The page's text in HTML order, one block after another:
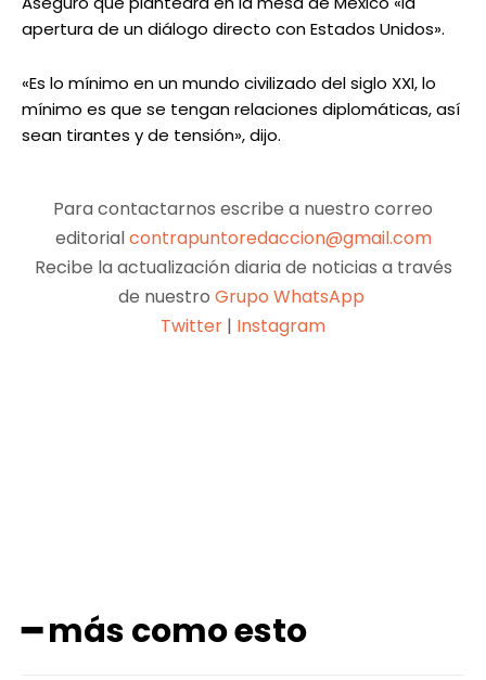
apertura de un diálogo directo con Estados Unidos».
«Es lo mínimo en un mundo civilizado del siglo XXI, lo
mínimo es que se tengan relaciones diplomáticas, así
sean tirantes y de tensión», dijo.
Para contactarnos escribe a nuestro correo
editorialcontrapuntoredaccion@gmail.com
Recibe la actualización diaria de noticias a través
de nuestro Grupo WhatsApp
Twitter | Instagram
━ más como esto